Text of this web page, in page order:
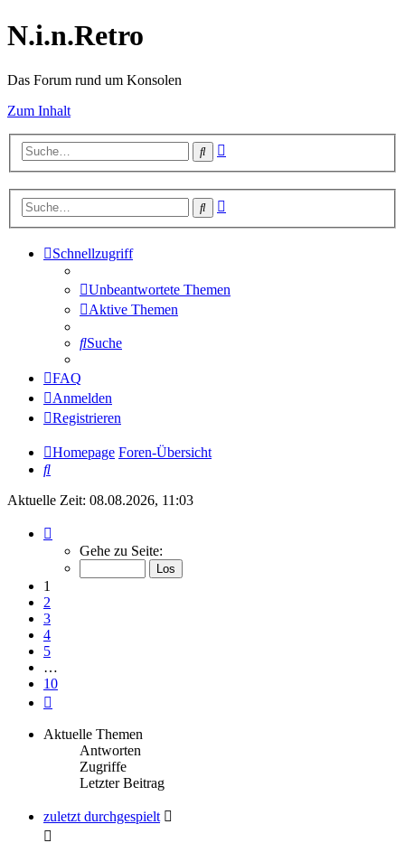
N.i.n.Retro
Das Forum rund um Konsolen
Zum Inhalt
Suche
Suche
Schnellzugriff
Unbeantwortete Themen
Aktive Themen
Suche
FAQ
Anmelden
Registrieren
Homepage Foren-Übersicht
Suche
Aktuelle Zeit: 08.08.2026, 11:03
von
Gehe zu Seite:
1
2
3
4
5
…
10
Aktuelle Themen
Antworten
Zugriffe
Letzter Beitrag
zuletzt durchgespielt